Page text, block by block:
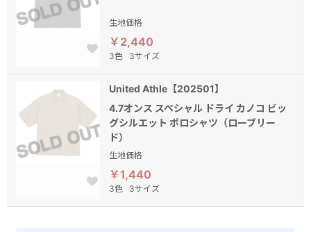
生地価格
￥2,440
3色 3サイズ
United Athle【202501】
4.7オンス スペシャル ドライ カノコ ビッ
グシルエット ポロシャツ（ローブリー
ド）
生地価格
￥1,440
3色 3サイズ